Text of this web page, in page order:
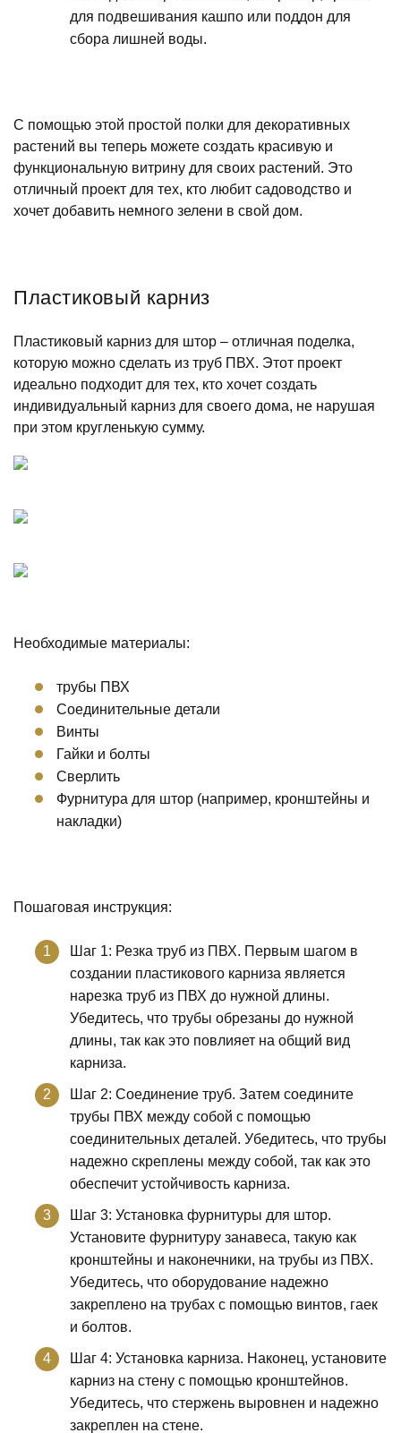
для подвешивания кашпо или поддон для
сбора лишней воды.
С помощью этой простой полки для декоративных
растений вы теперь можете создать красивую и
функциональную витрину для своих растений. Это
отличный проект для тех, кто любит садоводство и
хочет добавить немного зелени в свой дом.
Пластиковый карниз
Пластиковый карниз для штор – отличная поделка,
которую можно сделать из труб ПВХ. Этот проект
идеально подходит для тех, кто хочет создать
индивидуальный карниз для своего дома, не нарушая
при этом кругленькую сумму.
Необходимые материалы:
трубы ПВХ
Соединительные детали
Винты
Гайки и болты
Сверлить
Фурнитура для штор (например, кронштейны и
накладки)
Пошаговая инструкция:
Шаг 1: Резка труб из ПВХ. Первым шагом в
создании пластикового карниза является
нарезка труб из ПВХ до нужной длины.
Убедитесь, что трубы обрезаны до нужной
длины, так как это повлияет на общий вид
карниза.
Шаг 2: Соединение труб. Затем соедините
трубы ПВХ между собой с помощью
соединительных деталей. Убедитесь, что трубы
надежно скреплены между собой, так как это
обеспечит устойчивость карниза.
Шаг 3: Установка фурнитуры для штор.
Установите фурнитуру занавеса, такую как
кронштейны и наконечники, на трубы из ПВХ.
Убедитесь, что оборудование надежно
закреплено на трубах с помощью винтов, гаек
и болтов.
Шаг 4: Установка карниза. Наконец, установите
карниз на стену с помощью кронштейнов.
Убедитесь, что стержень выровнен и надежно
закреплен на стене.